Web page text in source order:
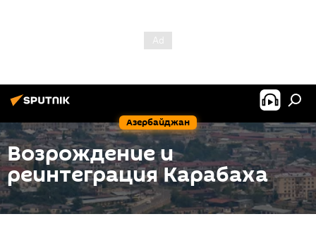
Азербайджан
Возрождение и
реинтеграция Карабаха